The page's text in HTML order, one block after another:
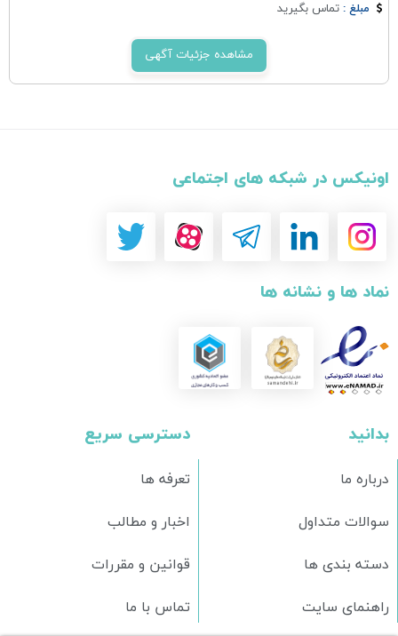
مبلغ :تماس بگیرید
مشاهده جزئیات آگهی
اونیکس در شبکه های اجتماعی
نماد ها و نشانه ها
دسترسی سریع
تعرفه ها
اخبار و مطالب
قوانین و مقررات
تماس با ما
بدانید
درباره ما
سوالات متداول
دسته بندی ها
راهنمای سایت